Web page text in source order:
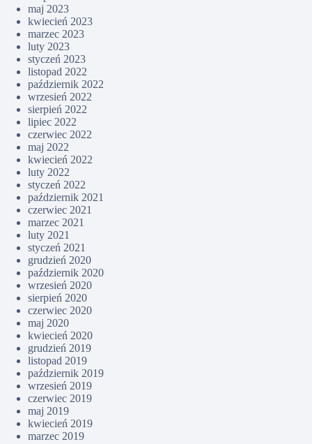
maj 2023
kwiecień 2023
marzec 2023
luty 2023
styczeń 2023
listopad 2022
październik 2022
wrzesień 2022
sierpień 2022
lipiec 2022
czerwiec 2022
maj 2022
kwiecień 2022
luty 2022
styczeń 2022
październik 2021
czerwiec 2021
marzec 2021
luty 2021
styczeń 2021
grudzień 2020
październik 2020
wrzesień 2020
sierpień 2020
czerwiec 2020
maj 2020
kwiecień 2020
grudzień 2019
listopad 2019
październik 2019
wrzesień 2019
czerwiec 2019
maj 2019
kwiecień 2019
marzec 2019